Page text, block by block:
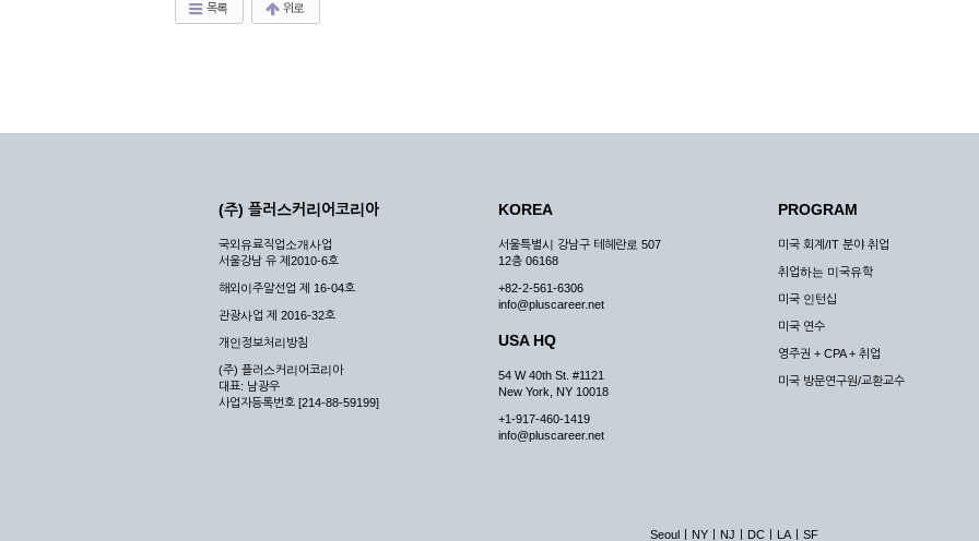
목록 위로
(주) 플러스커리어코리아
국외유료직업소개사업
서울강남 유 제2010-6호
해외이주알선업 제 16-04호
관광사업 제 2016-32호
개인정보처리방침
(주) 플러스커리어코리아
대표: 남광우
사업자등록번호 [214-88-59199]
KOREA
서울특별시 강남구 테헤란로 507
12층 06168
+82-2-561-6306
info@pluscareer.net
USA HQ
54 W 40th St. #1121
New York, NY 10018
+1-917-460-1419
info@pluscareer.net
PROGRAM
미국 회계/IT 분야 취업
취업하는 미국유학
미국 인턴십
미국 연수
영주권 + CPA + 취업
미국 방문연구원/교환교수
Seoul NY NJ DC LA SF